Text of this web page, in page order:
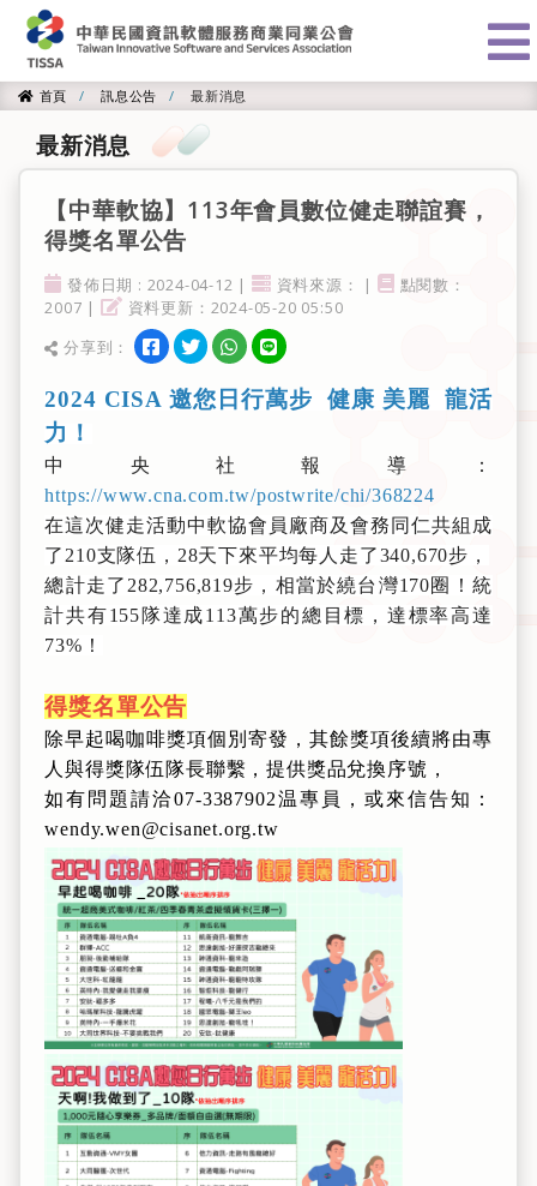
首頁
首頁 訊息公告 最新消息
最新消息
【中華軟協】113年會員數位健走聯誼賽，
得獎名單公告
發佈日期
發佈日期 : 2024-04-12 | 資料來源
資料來源： | 點閱率
點閱數：
2007 |
資料更新
資料更新：2024-05-20 05:50
分享
分享到： 分享到facebook
分享到twitter
分享到WhatsApp
分享到line
2024 CISA 邀您日行萬步 健康 美麗 龍活
力！
中央社報導：
https://www.cna.com.tw/postwrite/chi/368224
在這次健走活動中軟協會員廠商及會務同仁共組成
了210支隊伍，28天下來平均每人走了340,670步，
總計走了282,756,819步，相當於繞台灣170圈！統
計共有155隊達成113萬步的總目標，達標率高達
73%！
得獎名單公告
除早起喝咖啡獎項個別寄發，其餘獎項後續將由專
人與得獎隊伍隊長聯繫，提供獎品兌換序號，
如有問題請洽07-3387902温專員，或來信告知：
wendy.wen@cisanet.org.tw